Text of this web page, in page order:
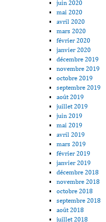
juin 2020
mai 2020
avril 2020
mars 2020
février 2020
janvier 2020
décembre 2019
novembre 2019
octobre 2019
septembre 2019
août 2019
juillet 2019
juin 2019
mai 2019
avril 2019
mars 2019
février 2019
janvier 2019
décembre 2018
novembre 2018
octobre 2018
septembre 2018
août 2018
juillet 2018